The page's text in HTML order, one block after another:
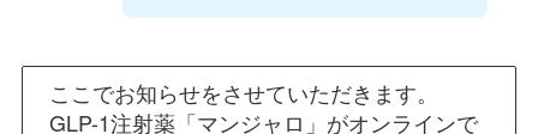
ここでお知らせをさせていただきます。
GLP-1注射薬「マンジャロ」がオンラインで